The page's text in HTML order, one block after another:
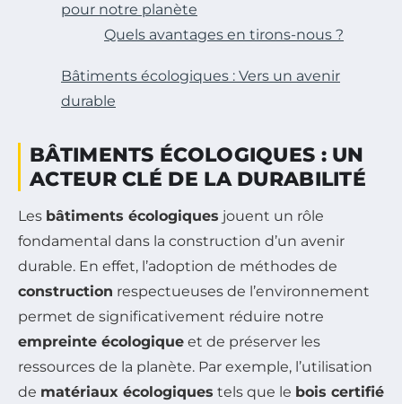
pour notre planète
Quels avantages en tirons-nous ?
Bâtiments écologiques : Vers un avenir
durable
BÂTIMENTS ÉCOLOGIQUES : UN
ACTEUR CLÉ DE LA DURABILITÉ
Les bâtiments écologiques jouent un rôle
fondamental dans la construction d’un avenir
durable. En effet, l’adoption de méthodes de
construction respectueuses de l’environnement
permet de significativement réduire notre
empreinte écologique et de préserver les
ressources de la planète. Par exemple, l’utilisation
de matériaux écologiques tels que le bois certifié